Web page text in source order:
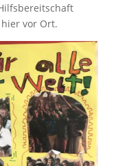
vor Ort.